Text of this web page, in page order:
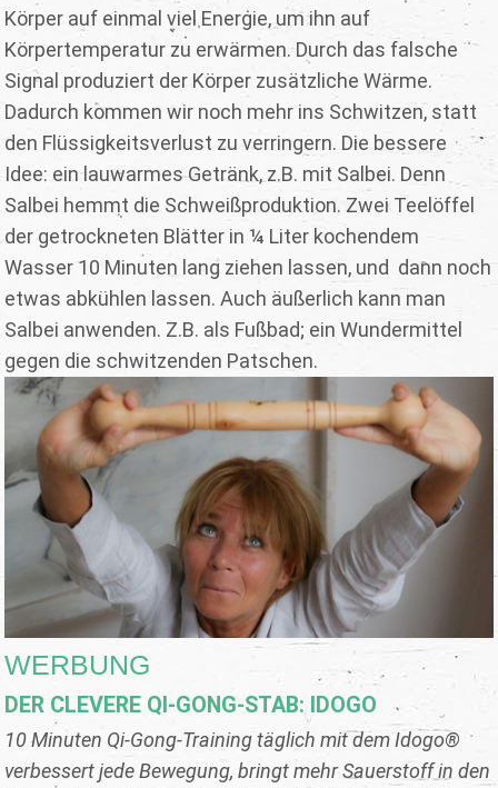
Körper auf einmal viel Energie, um ihn auf
Körpertemperatur zu erwärmen. Durch das falsche
Signal produziert der Körper zusätzliche Wärme.
Dadurch kommen wir noch mehr ins Schwitzen, statt
den Flüssigkeitsverlust zu verringern. Die bessere
Idee: ein lauwarmes Getränk, z.B. mit Salbei. Denn
Salbei hemmt die Schweißproduktion. Zwei Teelöffel
der getrockneten Blätter in ¼ Liter kochendem
Wasser 10 Minuten lang ziehen lassen, und dann noch
etwas abkühlen lassen. Auch äußerlich kann man
Salbei anwenden. Z.B. als Fußbad; ein Wundermittel
gegen die schwitzenden Patschen.
WERBUNG
DER CLEVERE QI-GONG-STAB: IDOGO
10 Minuten Qi-Gong-Training täglich mit dem Idogo®
verbessert jede Bewegung, bringt mehr Sauerstoff in den